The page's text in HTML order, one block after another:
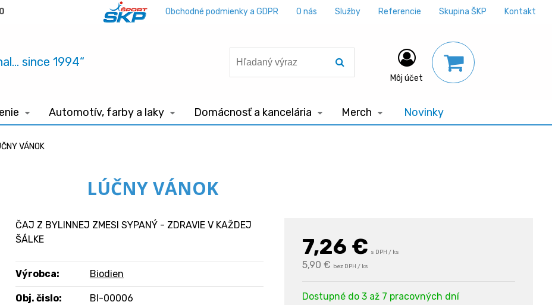
since 1994“
Obchodné podmienky a GDPR O nás Služby Referencie Skupina ŠKP Kontakt
Môj účet
Automotív, farby a laky Domácnosť a kancelária Merch Novinky
VÁNOK
LÚČNY VÁNOK
7,26 € s DPH / ks
5,90 € bez DPH / ks
Dostupné do 3 až 7 pracovných dní
ČAJ Z BYLINNEJ ZMESI SYPANÝ - ZDRAVIE V KAŽDEJ
ŠÁLKE
Výrobca: Biodien
Obj. čislo: BI-00006